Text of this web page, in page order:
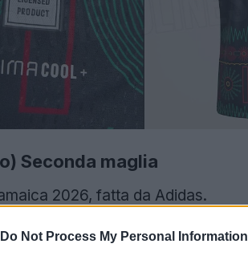
Do Not Process My Personal Information
Seconda maglia
2026, fatta da Adidas.